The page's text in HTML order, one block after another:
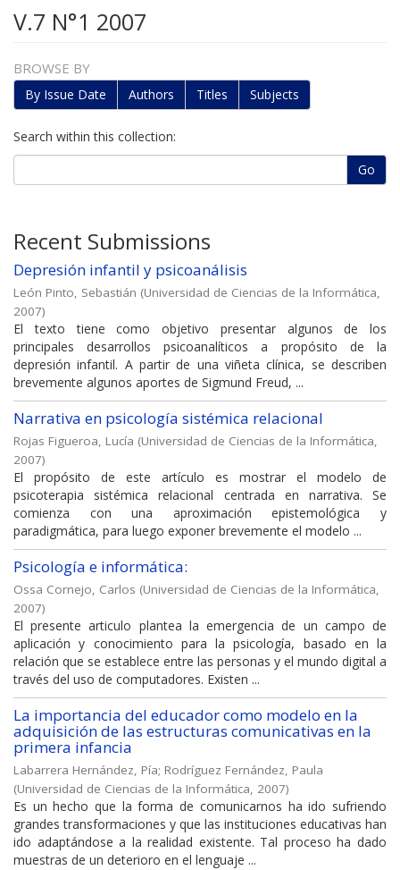
V.7 N°1 2007
BROWSE BY
By Issue Date Authors Titles Subjects
Search within this collection:
Go
Recent Submissions
Depresión infantil y psicoanálisis
León Pinto, Sebastián (Universidad de Ciencias de la Informática,
2007)
El texto tiene como objetivo presentar algunos de los
principales desarrollos psicoanalíticos a propósito de la
depresión infantil. A partir de una viñeta clínica, se describen
brevemente algunos aportes de Sigmund Freud, ...
Narrativa en psicología sistémica relacional
Rojas Figueroa, Lucía (Universidad de Ciencias de la Informática,
2007)
El propósito de este artículo es mostrar el modelo de
psicoterapia sistémica relacional centrada en narrativa. Se
comienza con una aproximación epistemológica y
paradigmática, para luego exponer brevemente el modelo ...
Psicología e informática:
Ossa Cornejo, Carlos (Universidad de Ciencias de la Informática,
2007)
El presente articulo plantea la emergencia de un campo de
aplicación y conocimiento para la psicología, basado en la
relación que se establece entre las personas y el mundo digital a
través del uso de computadores. Existen ...
La importancia del educador como modelo en Ia
adquisición de las estructuras comunicativas en la
primera infancia
Labarrera Hernández, Pía; Rodríguez Fernández, Paula
(Universidad de Ciencias de la Informática, 2007)
Es un hecho que la forma de comunicarnos ha ido sufriendo
grandes transformaciones y que las instituciones educativas han
ido adaptándose a la realidad existente. Tal proceso ha dado
muestras de un deterioro en el lenguaje ...